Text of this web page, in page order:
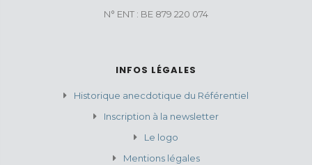
N° ENT : BE 879 220 074
INFOS LÉGALES
Historique anecdotique du Référentiel
Inscription à la newsletter
Le logo
Mentions légales